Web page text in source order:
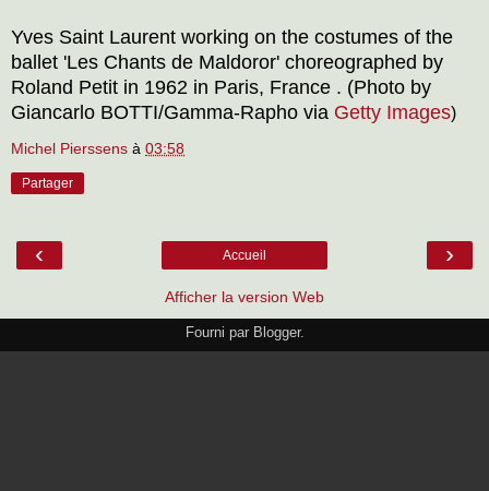
Yves Saint Laurent working on the costumes of the
ballet 'Les Chants de Maldoror' choreographed by
Roland Petit in 1962 in Paris, France . (Photo by
Giancarlo BOTTI/Gamma-Rapho via Getty Images)
Michel Pierssens à 03:58
Partager
‹ ›
Accueil
Afficher la version Web
Fourni par Blogger.